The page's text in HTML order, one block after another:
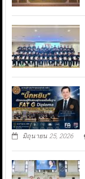
มิถุนายน 25, 2026